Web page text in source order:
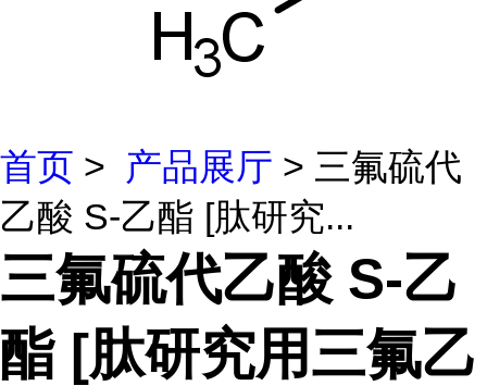
首页 > 产品展厅 > 三氟硫代
乙酸 S-乙酯 [肽研究...
三氟硫代乙酸 S-乙
酯 [肽研究用三氟乙